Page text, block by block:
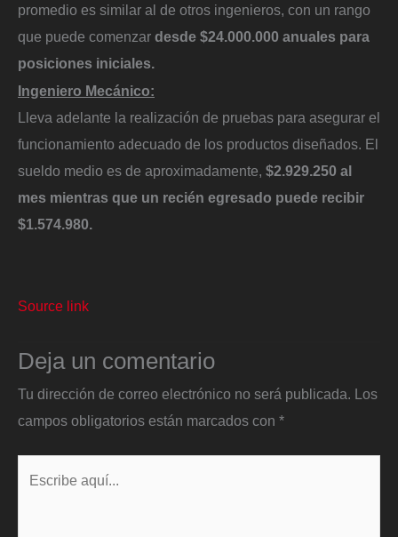
promedio es similar al de otros ingenieros, con un rango
que puede comenzar desde $24.000.000 anuales para
posiciones iniciales.
Ingeniero Mecánico:
Lleva adelante la realización de pruebas para asegurar el
funcionamiento adecuado de los productos diseñados. El
sueldo medio es de aproximadamente, $2.929.250 al
mes mientras que un recién egresado puede recibir
$1.574.980.
Source link
Deja un comentario
Tu dirección de correo electrónico no será publicada. Los
campos obligatorios están marcados con *